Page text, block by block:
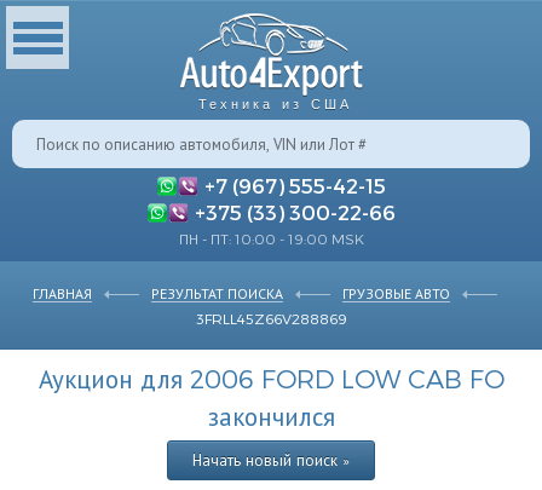
Техника из США
+7 (967) 555-42-15
+375 (33) 300-22-66
ПН - ПТ: 10:00 - 19:00 MSK
ГЛАВНАЯ РЕЗУЛЬТАТ ПОИСКА
ГРУЗОВЫЕ АВТО
3FRLL45Z66V288869
Аукцион для 2006 FORD LOW CAB FO
закончился
Начать новый поиск »